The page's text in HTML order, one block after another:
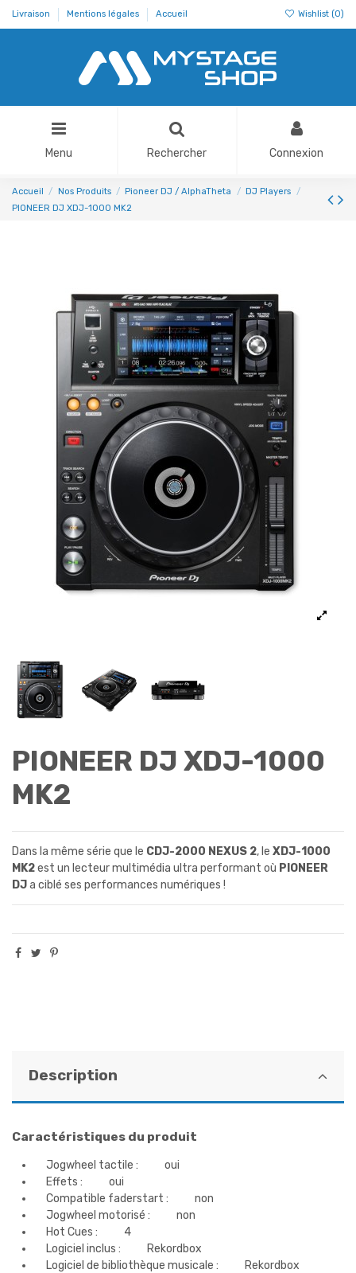
Livraison Mentions légales Accueil Wishlist (0)
Menu Rechercher Connexion
Accueil Nos Produits Pioneer DJ / AlphaTheta
DJ Players
PIONEER DJ XDJ-1000 MK2
PIONEER DJ XDJ-1000
MK2
Dans la même série que le CDJ-2000 NEXUS 2, le XDJ-1000
MK2est un lecteur multimédia ultra performant où PIONEER
DJa ciblé ses performances numériques !
Description
Caractéristiques du produit
Jogwheel tactile :
oui
Effets :
oui
Compatible faderstart :
non
Jogwheel motorisé :
non
Hot Cues :
4
Logiciel inclus :
Rekordbox
Logiciel de bibliothèque musicale :
Rekordbox